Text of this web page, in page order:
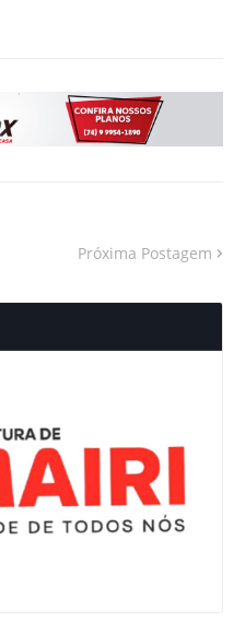
Próxima Postagem